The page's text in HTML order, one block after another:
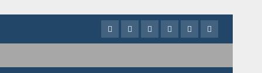
Facebook
TwitterInstagram
Youtube
VK LinkedIn